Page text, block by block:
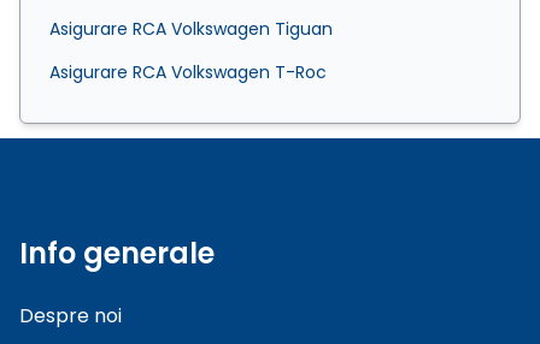
Asigurare RCA Volkswagen Tiguan
Asigurare RCA Volkswagen T-Roc
Info generale
Despre noi